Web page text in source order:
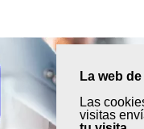
La web
Las
visitas